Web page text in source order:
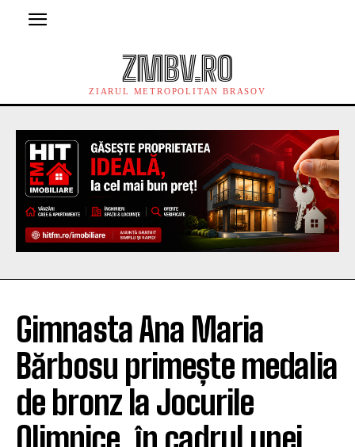
ZMBV.RO
ZIARUL METROPOLITAN BRASOV
Gimnasta Ana Maria
Bărbosu primește medalia
de bronz la Jocurile